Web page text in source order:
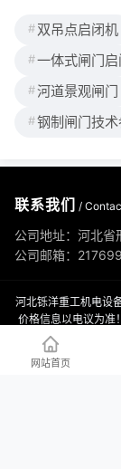
双吊点启闭机
一体式闸门
河道景观闸门
钢制闸门技
联系我们 /
公司地址：河北省
公司邮箱：
河北铄洋重工机电设
价格信息以电议为准
赔付理由，本站在
职业打假人高抬贵
网站首页